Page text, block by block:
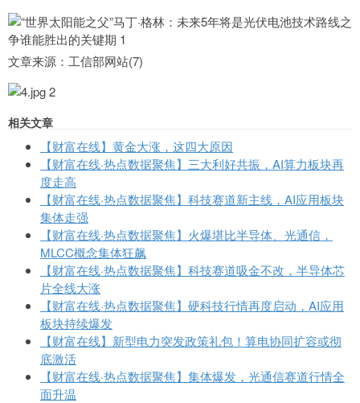
文章来源：工信部网站(7)
相关文章
【财富在线】黄金大涨，这四大原因
【财富在线·热点数据聚焦】三大利好共振，AI算力板块再
度走高
【财富在线·热点数据聚焦】科技赛道新主线，AI应用板块
集体走强
【财富在线·热点数据聚焦】火爆堪比半导体、光通信，
MLCC概念集体狂飙
【财富在线·热点数据聚焦】科技赛道吸金不改，半导体芯
片全线大涨
【财富在线·热点数据聚焦】硬科技行情再度启动，AI应用
板块持续爆发
【财富在线】新型电力突发政策礼包！算电协同扩容或彻
底激活
【财富在线·热点数据聚焦】集体爆发，光通信赛道行情全
面升温